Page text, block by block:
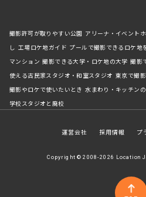
撮影許可が取りやすい公園 アリーナ・イベント
し 工場ロケ地ガイド プールで撮影できるロケ地
マンション 撮影できる大学・ロケ地の大学 撮影
使える古民家スタジオ・和室スタジオ 東京で撮
撮影やロケで使いたいとき 水まわり・キッチン
学校スタジオと廃校
運営会社 採用情報 プ
Copyright © 2008-2026 Location